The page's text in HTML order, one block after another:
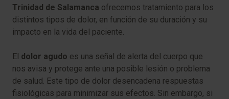
Trinidad de Salamanca ofrecemos tratamiento para los
distintos tipos de dolor, en función de su duración y su
impacto en la vida del paciente.
El dolor agudo es una señal de alerta del cuerpo que
nos avisa y protege ante una posible lesión o problema
de salud. Este tipo de dolor desencadena respuestas
fisiológicas para minimizar sus efectos. Sin embargo, si